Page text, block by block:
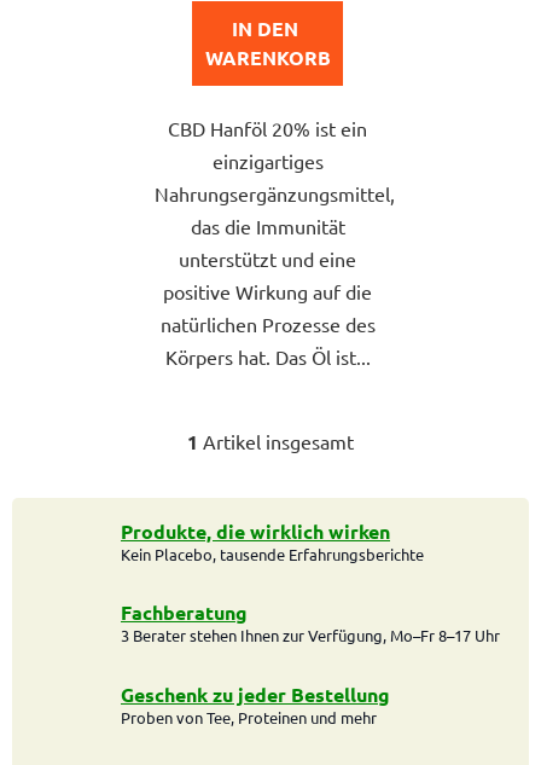
von
5
Sternen.
IN DEN
WARENKORB
CBD Hanföl 20% ist ein
einzigartiges
Nahrungsergänzungsmittel,
das die Immunität
unterstützt und eine
positive Wirkung auf die
natürlichen Prozesse des
Körpers hat. Das Öl ist...
S
e
u
e
l
m
e
1 Artikel insgesamt
Produkte, die wirklich wirken
Kein Placebo, tausende Erfahrungsberichte
Fachberatung
3 Berater stehen Ihnen zur Verfügung, Mo–Fr 8–17 Uhr
Geschenk zu jeder Bestellung
Proben von Tee, Proteinen und mehr